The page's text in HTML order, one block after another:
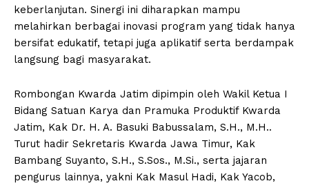
keberlanjutan. Sinergi ini diharapkan mampu
melahirkan berbagai inovasi program yang tidak hanya
bersifat edukatif, tetapi juga aplikatif serta berdampak
langsung bagi masyarakat.
Rombongan Kwarda Jatim dipimpin oleh Wakil Ketua I
Bidang Satuan Karya dan Pramuka Produktif Kwarda
Jatim, Kak Dr. H. A. Basuki Babussalam, S.H., M.H..
Turut hadir Sekretaris Kwarda Jawa Timur, Kak
Bambang Suyanto, S.H., S.Sos., M.Si., serta jajaran
pengurus lainnya, yakni Kak Masul Hadi, Kak Yacob,